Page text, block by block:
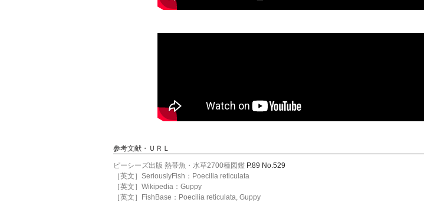
参考文献・ＵＲＬ
ピーシーズ出版 熱帯魚・水草2700種図鑑 P.89 No.529
［英文］SeriouslyFish：Poecilia reticulata
［英文］Wikipedia：Guppy
［英文］FishBase：Poecilia reticulata, Guppy